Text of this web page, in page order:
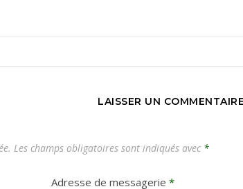
LAISSER UN COMMENTAIRE
Les champs obligatoires sont indiqués avec *
Adresse de messagerie*